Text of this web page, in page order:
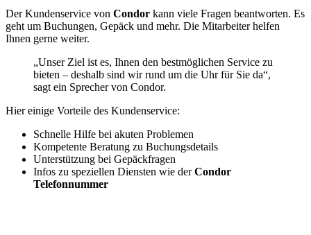
Der Kundenservice von Condor kann viele Fragen beantworten. Es
geht um Buchungen, Gepäck und mehr. Die Mitarbeiter helfen
Ihnen gerne weiter.
„Unser Ziel ist es, Ihnen den bestmöglichen Service zu
bieten – deshalb sind wir rund um die Uhr für Sie da“,
sagt ein Sprecher von Condor.
Hier einige Vorteile des Kundenservice:
Schnelle Hilfe bei akuten Problemen
Kompetente Beratung zu Buchungsdetails
Unterstützung bei Gepäckfragen
Infos zu speziellen Diensten wie derCondor
Telefonnummer